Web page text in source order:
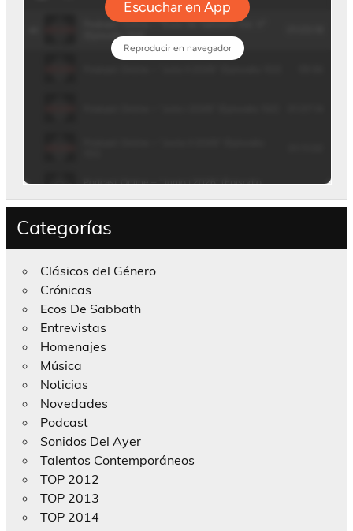
Categorías
Clásicos del Género
Crónicas
Ecos De Sabbath
Entrevistas
Homenajes
Música
Noticias
Novedades
Podcast
Sonidos Del Ayer
Talentos Contemporáneos
TOP 2012
TOP 2013
TOP 2014